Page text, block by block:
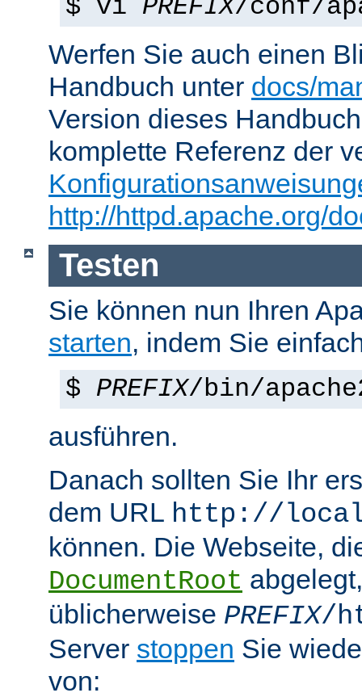
$ vi PREFIX/conf/
Werfen Sie auch einen
Handbuch unter docs/
Version dieses
komplette Referenz der
http://httpd.apache.org/
Testen
Sie können nun Ihren
starten, indem Sie
$ PREFIX/bin/
ausführen.
Danach sollten Sie Ihr
dem URL http://
können. Die Webseite,
DocumentRoot
üblicherweise PREFIX/
Server stoppen Sie
von: